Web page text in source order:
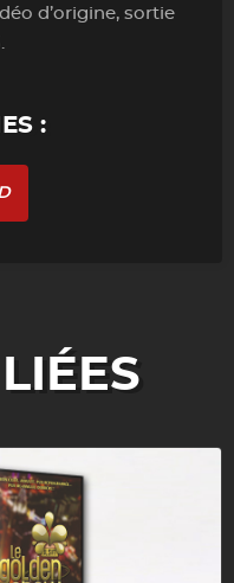
d’origine, sortie
: